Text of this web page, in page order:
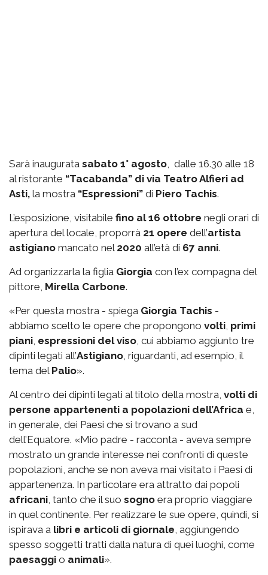
Sarà inaugurata sabato 1° agosto , dalle 16.30 alle 18
al ristorante “Tacabanda” di via Teatro Alfieri ad
Asti, la mostra “Espressioni” di Piero Tachis.
L’esposizione, visitabile fino al 16 ottobre negli orari di
apertura del locale, proporrà 21 opere dell’artista
astigiano mancato nel 2020 all’età di 67 anni.
Ad organizzarla la figlia Giorgia con l’ex compagna del
pittore, Mirella Carbone.
«Per questa mostra - spiega Giorgia Tachis -
abbiamo scelto le opere che propongono volti primi
piani espressioni del viso , cui abbiamo aggiunto tre
dipinti legati all’Astigiano , riguardanti, ad esempio, il
tema del Palio».
Al centro dei dipinti legati al titolo della mostra, volti di
persone appartenenti a popolazioni dell’Africa e,
in generale, dei Paesi che si trovano a sud
dell’Equatore. «Mio padre - racconta - aveva sempre
mostrato un grande interesse nei confronti di queste
popolazioni, anche se non aveva mai visitato i Paesi di
appartenenza. In particolare era attratto dai popoli
africani , tanto che il suo sogno era proprio viaggiare
in quel continente. Per realizzare le sue opere, quindi, si
ispirava a libri e articoli di giornale , aggiungendo
spesso soggetti tratti dalla natura di quei luoghi, come
paesaggi o animali».